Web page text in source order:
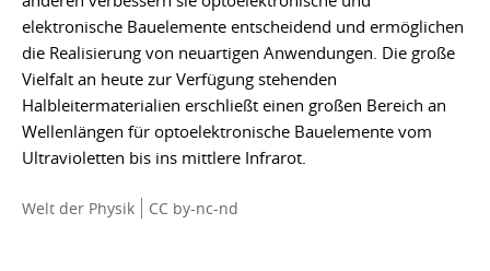
elektronische Bauelemente entscheidend und ermöglichen
die Realisierung von neuartigen Anwendungen. Die große
Vielfalt an heute zur Verfügung stehenden
Halbleitermaterialien erschließt einen großen Bereich an
Wellenlängen für optoelektronische Bauelemente vom
Ultravioletten bis ins mittlere Infrarot.
Welt der Physik CC by-nc-nd